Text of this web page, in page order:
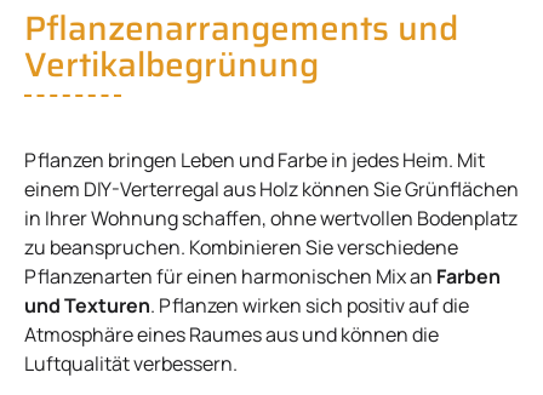
Pflanzenarrangements und
Vertikalbegrünung
Pflanzen bringen Leben und Farbe in jedes Heim. Mit
einem DIY-Verterregal aus Holz können Sie Grünflächen
in Ihrer Wohnung schaffen, ohne wertvollen Bodenplatz
zu beanspruchen. Kombinieren Sie verschiedene
Pflanzenarten für einen harmonischen Mix an Farben
und Texturen. Pflanzen wirken sich positiv auf die
Atmosphäre eines Raumes aus und können die
Luftqualität verbessern.